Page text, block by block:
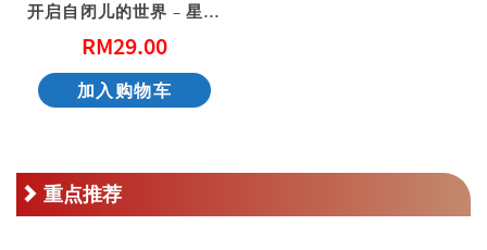
开启自闭儿的世界 – 星妈的陪伴历程
RM29.00
加入购物车
重点推荐